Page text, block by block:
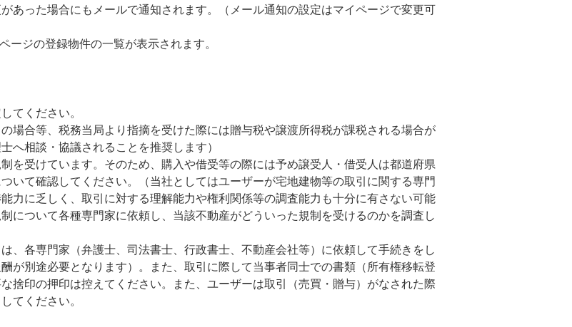
あった場合にもメールで通知されます。（メール通知の設定はマイページで変更可
ジの登録物件の一覧が表示されます。
てください。
場合等、税務当局より指摘を受けた際には贈与税や譲渡所得税が課税される場合が
へ相談・協議されることを推奨します）
を受けています。そのため、購入や借受等の際には予め譲受人・借受人は都道府県
いて確認してください。（当社としてはユーザーが宅地建物等の取引に関する専門
力に乏しく、取引に対する理解能力や権利関係等の調査能力も十分に有さない可能
について各種専門家に依頼し、当該不動産がどういった規制を受けるのかを調査し
、各専門家（弁護士、司法書士、行政書士、不動産会社等）に依頼して手続きをし
が別途必要となります）。また、取引に際して当事者同士での書類（所有権移転登
捨印の押印は控えてください。また、ユーザーは取引（売買・贈与）がなされた際
てください。